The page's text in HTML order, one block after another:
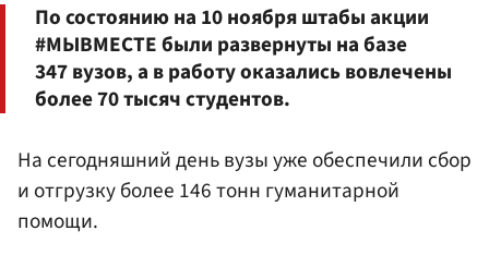
По состоянию на 10 ноября штабы акции
#МЫВМЕСТЕ были развернуты на базе
347 вузов, а в работу оказались вовлечены
более 70 тысяч студентов.
На сегодняшний день вузы уже обеспечили сбор
и отгрузку более 146 тонн гуманитарной
помощи.